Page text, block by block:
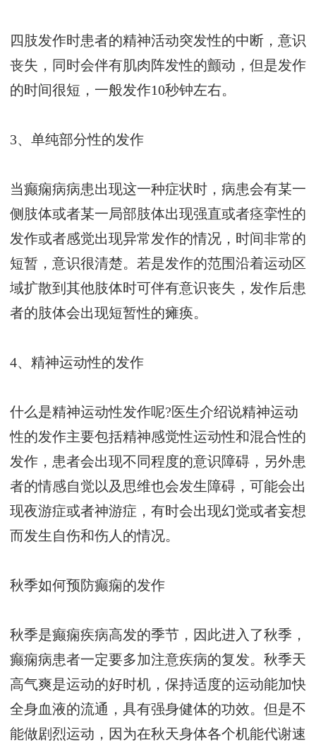
四肢发作时患者的精神活动突发性的中断，意识
丧失，同时会伴有肌肉阵发性的颤动，但是发作
的时间很短，一般发作10秒钟左右。
3、单纯部分性的发作
当癫痫病病患出现这一种症状时，病患会有某一
侧肢体或者某一局部肢体出现强直或者痉挛性的
发作或者感觉出现异常发作的情况，时间非常的
短暂，意识很清楚。若是发作的范围沿着运动区
域扩散到其他肢体时可伴有意识丧失，发作后患
者的肢体会出现短暂性的瘫痪。
4、精神运动性的发作
什么是精神运动性发作呢?医生介绍说精神运动
性的发作主要包括精神感觉性运动性和混合性的
发作，患者会出现不同程度的意识障碍，另外患
者的情感自觉以及思维也会发生障碍，可能会出
现夜游症或者神游症，有时会出现幻觉或者妄想
而发生自伤和伤人的情况。
秋季如何预防癫痫的发作
秋季是癫痫疾病高发的季节，因此进入了秋季，
癫痫病患者一定要多加注意疾病的复发。秋季天
高气爽是运动的好时机，保持适度的运动能加快
全身血液的流通，具有强身健体的功效。但是不
能做剧烈运动，因为在秋天身体各个机能代谢速